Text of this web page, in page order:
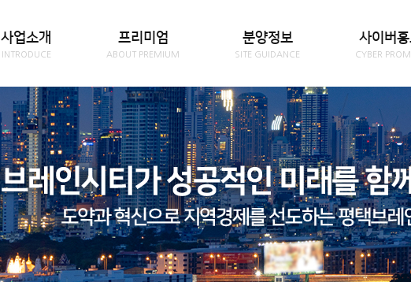
사업소개
INTRODUCE
프리미엄
ABOUT PREMIUM
분양정보
SITE GUIDANCE
사이버
CYBER